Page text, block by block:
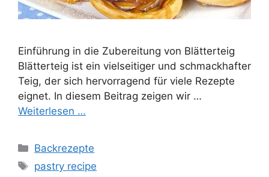
Einführung in die Zubereitung von Blätterteig
Blätterteig ist ein vielseitiger und schmackhafter
Teig, der sich hervorragend für viele Rezepte
eignet. In diesem Beitrag zeigen wir …
Weiterlesen …
Kategorien
Backrezepte
Schlagwörter
pastry recipe